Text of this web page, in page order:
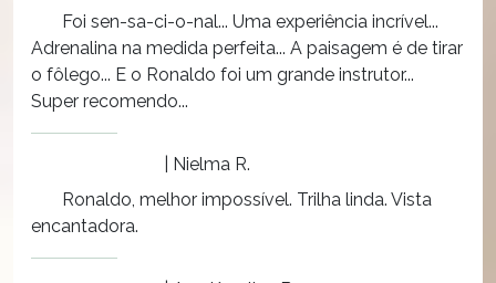
Foi sen-sa-ci-o-nal... Uma experiência incrível...
Adrenalina na medida perfeita... A paisagem é de tirar
o fôlego... E o Ronaldo foi um grande instrutor...
Super recomendo...
| Nielma R.
Ronaldo, melhor impossível. Trilha linda. Vista
encantadora.